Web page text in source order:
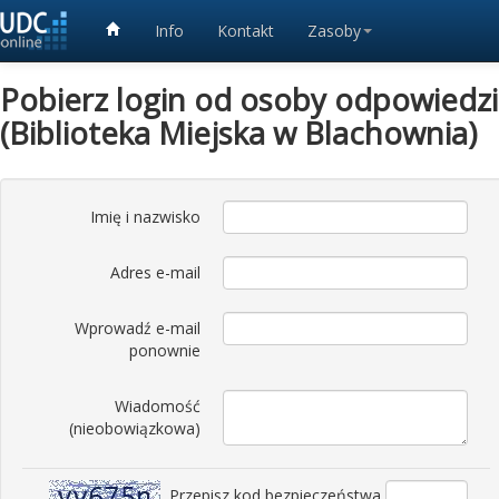
Info Kontakt Zasoby
Pobierz login od osoby
(Biblioteka Miejska w Blachownia)
Imię i nazwisko
Adres e-mail
Wprowadź e-mail
ponownie
Wiadomość
(nieobowiązkowa)